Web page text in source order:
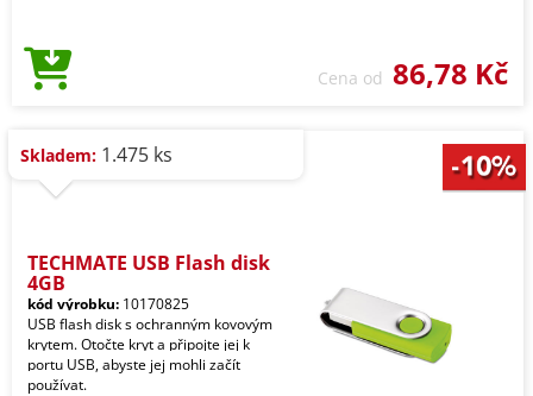
Cena od 86,78 Kč
Skladem: 1.475 ks
TECHMATE USB Flash disk
4GB
kód výrobku: 10170825
USB flash disk s ochranným kovovým
krytem. Otočte kryt a připojte jej k
portu USB, abyste jej mohli začít
používat.